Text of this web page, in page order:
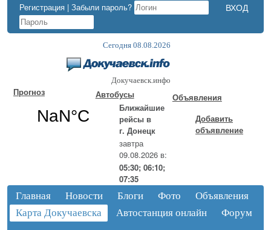
Регистрация | Забыли пароль?
Сегодня 08.08.2026
Докучаевск.инфо
Прогноз
Автобусы
Ближайшие
рейсы в
г. Донецк
завтра
09.08.2026 в:
05:30; 06:10;
07:35
Объявления
Добавить
объявление
Главная Новости Блоги Фото
Объявления
Карта Докучаевска
Автостанция онлайн Форум